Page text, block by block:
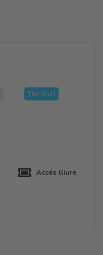
The Shift
Accés lliure